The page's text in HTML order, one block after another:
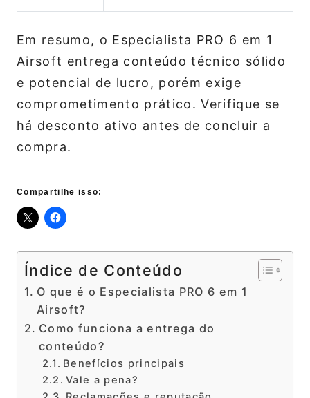
Em resumo, o Especialista PRO 6 em 1
Airsoft entrega conteúdo técnico sólido
e potencial de lucro, porém exige
comprometimento prático. Verifique se
há desconto ativo antes de concluir a
compra.
Compartilhe isso:
Índice de Conteúdo
O que é o Especialista PRO 6 em 1
Airsoft?
Como funciona a entrega do
conteúdo?
Benefícios principais
Vale a pena?